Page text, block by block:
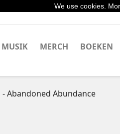
MUSIK MERCH BOEKEN
Abandoned Abundance
We use cookies.